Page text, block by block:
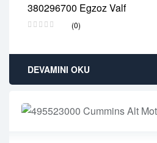
380296700 Egzoz Valf
(0)
2 years warranty
Delivery time: 1-2 business days
DEVAMINI OKU